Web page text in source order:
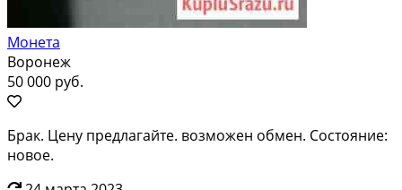
Монета
Воронеж
50 000 руб.
Брак. Цену предлагайте. возможен обмен. Состояние:
новое.